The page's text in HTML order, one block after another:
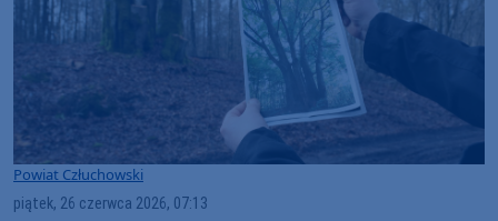
Powiat Człuchowski
piątek, 26 czerwca 2026, 07:13